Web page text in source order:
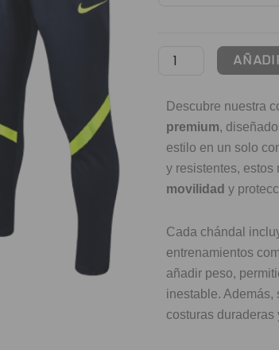
cantidad
Descubre nuestra
premium,
estilo en un solo
y resistentes, estos
movilidad y
Cada chándal
entrenamientos
añadir peso,
inestable. Además,
costuras